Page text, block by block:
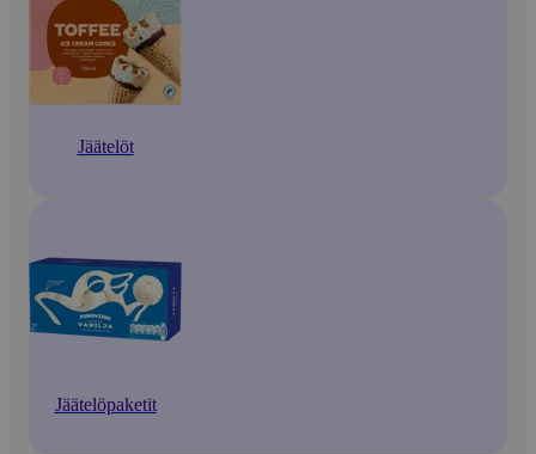
Jäätelöt
Jäätelöpaketit